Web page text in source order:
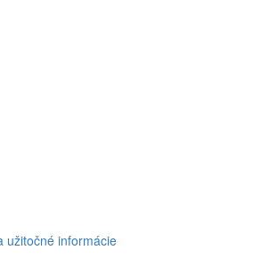
užitočné informácie